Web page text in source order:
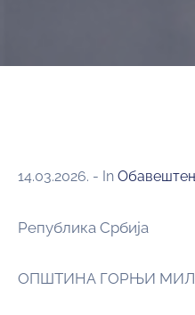
14.03.2026. - In
Република Србија
ОПШТИНА ГОРЊИ